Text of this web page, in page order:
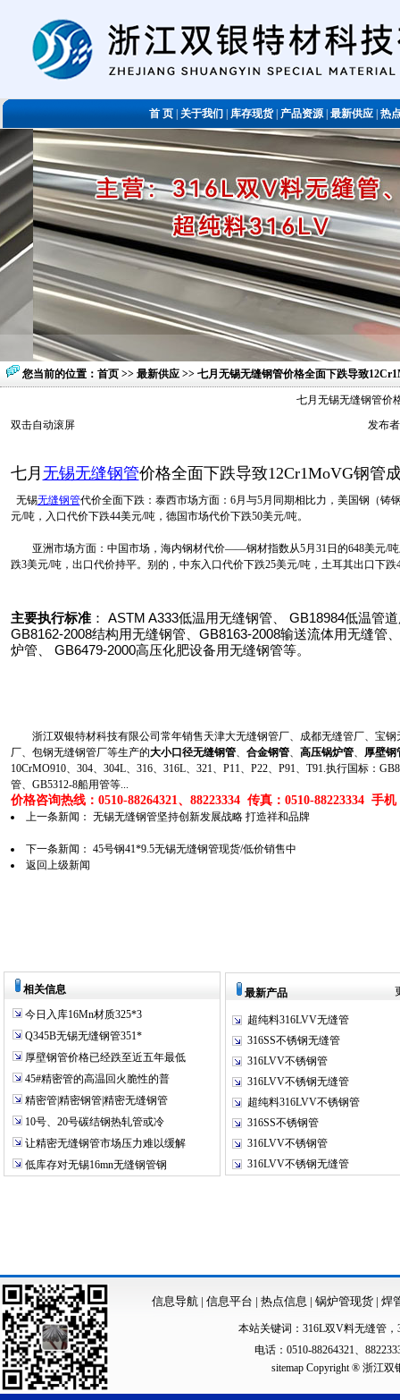
首 页关于我们库存现货|产品资源|最新供应|热
您当前的位置： 首页 >> 最新供应 >> 七月无锡无缝钢管价格全面下跌导致
七月无锡无缝钢管价
双击自动滚屏
发布
七月 无锡无缝钢管价格全面下跌导致12Cr1MoVG钢管
无锡无缝钢管代价全面下跌：泰西市场方面： 6月与5月同期相比力，美国钢（铸
元/吨，入口代价下跌44美元/吨，德国市场代价下跌50美元/吨。
亚洲市场方面：中国市场，海内钢材代价——钢材指数从5月 31日 的648美元/
跌3美元/吨，出口代价持平。别的，中东入口代价下跌25美元/吨，土耳其出口下跌
主要执行标准： ASTM A333低温用无缝钢管、 GB18984低温管
GB8162-2008结构用无缝钢管、 GB8163-2008输送流体用无缝管、
炉管、
GB6479-2000高压化肥设备用无缝钢管等。
浙江双银特材科技有限公司常年销售天津大无缝钢管厂、成都无缝管厂、宝钢
厂、包钢无缝钢管厂等生产的大小口径无缝钢管、 合金钢管、 高压锅炉管、
厚壁钢
10CrMO910、304、304L、316、316L、321、P11、P22、P91、T91.执行国标：
管、GB5312-8船用管等...
价格咨询热线：0510-88264321、88223334 传真：0510-88223334 手机
上一条新闻： 无锡无缝钢管坚持创新发展战略 打造祥和品牌
下一条新闻： 45号钢41*9.5无锡无缝钢管现货/低价销售中
返回上级新闻
相关信息
今日入库16Mn材质325*3
Q345B无锡无缝钢管351*
厚壁钢管价格已经跌至近五年最低
45#精密管的高温回火脆性的普
精密管|精密钢管|精密无缝钢管
10号、20号碳结钢热轧管或冷
让精密无缝钢管市场压力难以缓解
低库存对无锡16mn无缝钢管钢
最新产品
超纯料316LVV无缝管
316SS不锈钢无缝管
316LVV不锈钢管
316LVV不锈钢无缝管
超纯料316LVV不锈钢管
316SS不锈钢管
316LVV不锈钢管
316LVV不锈钢无缝管
信息导航| 信息平台 | 热点信息 | 锅炉管现货 | 焊
本站关键词： 316L双V料无缝管 ，
电话：0510-88264321、
sitemapCopyright ® 浙江双